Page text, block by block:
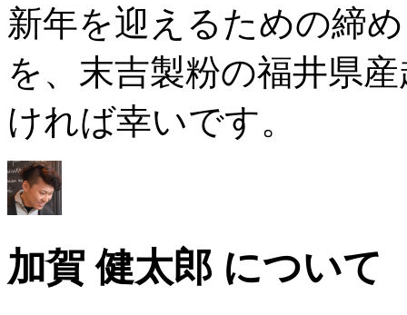
新年を迎えるための締
を、末吉製粉の福井県
ければ幸いです。
加賀 健太郎 について